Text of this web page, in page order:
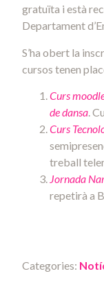
gratuïta i està
Departament
S’ha obert la
cursos tenen
Curs
de dansa.
Curs
treball
Jornada
repetirà a
Categories: